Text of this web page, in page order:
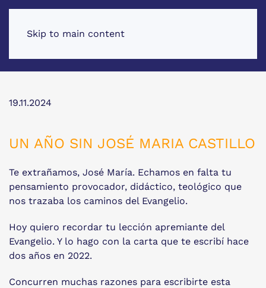
Skip to main content
19.11.2024
UN AÑO SIN JOSÉ MARIA CASTILLO
Te extrañamos, José María. Echamos en falta tu
pensamiento provocador, didáctico, teológico que
nos trazaba los caminos del Evangelio.
Hoy quiero recordar tu lección apremiante del
Evangelio. Y lo hago con la carta que te escribí hace
dos años en 2022.
Concurren muchas razones para escribirte esta